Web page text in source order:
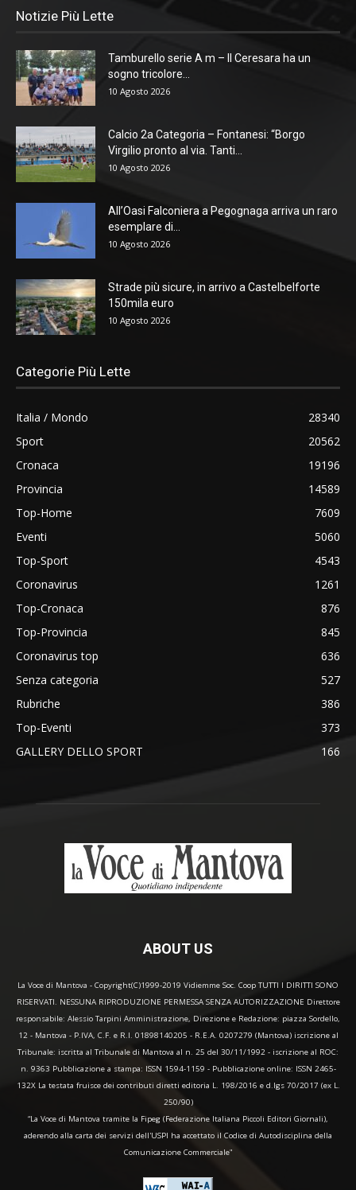
Notizie Più Lette
Tamburello serie A m – Il Ceresara ha un
sogno tricolore...
10 Agosto 2026
Calcio 2a Categoria – Fontanesi: “Borgo
Virgilio pronto al via. Tanti...
10 Agosto 2026
All’Oasi Falconiera a Pegognaga arriva un raro
esemplare di...
10 Agosto 2026
Strade più sicure, in arrivo a Castelbelforte
150mila euro
10 Agosto 2026
Categorie Più Lette
Italia / Mondo
28340
Sport
20562
Cronaca
19196
Provincia
14589
Top-Home
7609
Eventi
5060
Top-Sport
4543
Coronavirus
1261
Top-Cronaca
876
Top-Provincia
845
Coronavirus top
636
Senza categoria
527
Rubriche
386
Top-Eventi
373
GALLERY DELLO SPORT
166
ABOUT US
La Voce di Mantova - Copyright(C)1999-2019 Vidiemme Soc. Coop TUTTI I DIRITTI SONO
RISERVATI. NESSUNA RIPRODUZIONE PERMESSA SENZA AUTORIZZAZIONE Direttore
responsabile: Alessio Tarpini Amministrazione, Direzione e Redazione: piazza Sordello,
12 - Mantova - P.IVA, C.F. e R.I. 01898140205 - R.E.A. 0207279 (Mantova) iscrizione al
Tribunale: iscritta al Tribunale di Mantova al n. 25 del 30/11/1992 - iscrizione al ROC:
n. 9363 Pubblicazione a stampa: ISSN 1594-1159 - Pubblicazione online: ISSN 2465-
132X La testata fruisce dei contributi diretti editoria L. 198/2016 e d.lgs 70/2017 (ex L.
250/90)
“La Voce di Mantova tramite la Fipeg (Federazione Italiana Piccoli Editori Giornali),
aderendo alla carta dei servizi dell'USPI ha accettato il Codice di Autodisciplina della
Comunicazione Commerciale"